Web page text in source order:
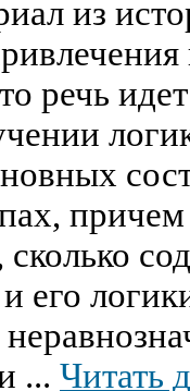
из
речь
причем
его
... Читать